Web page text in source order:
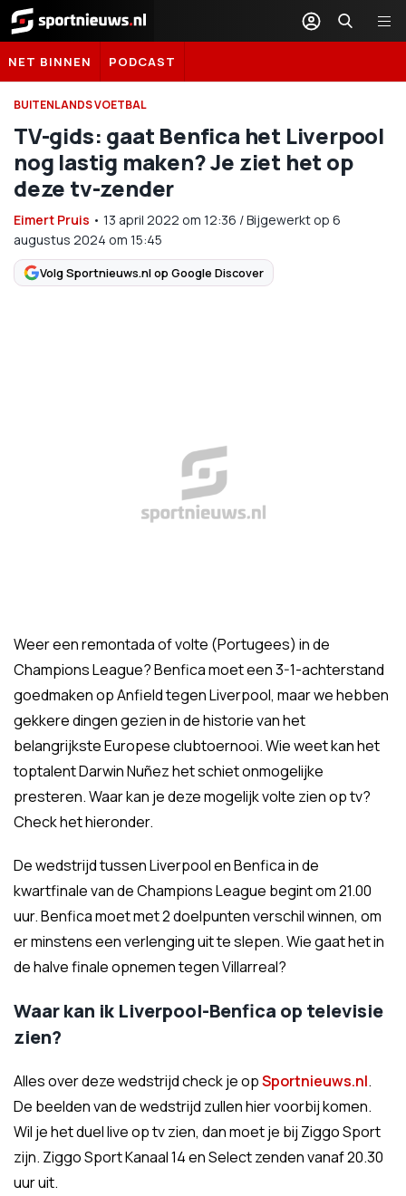
Sportnieuws.nl
NET BINNEN PODCAST
BUITENLANDS VOETBAL
TV-gids: gaat Benfica het Liverpool
nog lastig maken? Je ziet het op
deze tv-zender
Eimert Pruis • 13 april 2022 om 12:36 /Bijgewerkt op 6
augustus 2024 om 15:45
Volg Sportnieuws.nl op Google Discover
Weer een remontada of volte (Portugees) in de
Champions League? Benfica moet een 3-1-achterstand
goedmaken op Anfield tegen Liverpool, maar we hebben
gekkere dingen gezien in de historie van het
belangrijkste Europese clubtoernooi. Wie weet kan het
toptalent Darwin Nuñez het schiet onmogelijke
presteren. Waar kan je deze mogelijk volte zien op tv?
Check het hieronder.
De wedstrijd tussen Liverpool en Benfica in de
kwartfinale van de Champions League begint om 21.00
uur. Benfica moet met 2 doelpunten verschil winnen, om
er minstens een verlenging uit te slepen. Wie gaat het in
de halve finale opnemen tegen Villarreal?
Waar kan ik Liverpool-Benfica op televisie
zien?
Alles over deze wedstrijd check je opSportnieuws.nl.
De beelden van de wedstrijd zullen hier voorbij komen.
Wil je het duel live op tv zien, dan moet je bij Ziggo Sport
zijn. Ziggo Sport Kanaal 14 en Select zenden vanaf 20.30
uur uit.